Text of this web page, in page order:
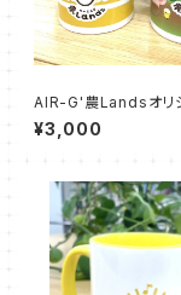
AIR-G'農Landsオリ
カッ
（イエロー／グリーン
¥3,000